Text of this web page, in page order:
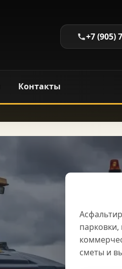
+7 (905)
Контакты
парковки,
сметы и